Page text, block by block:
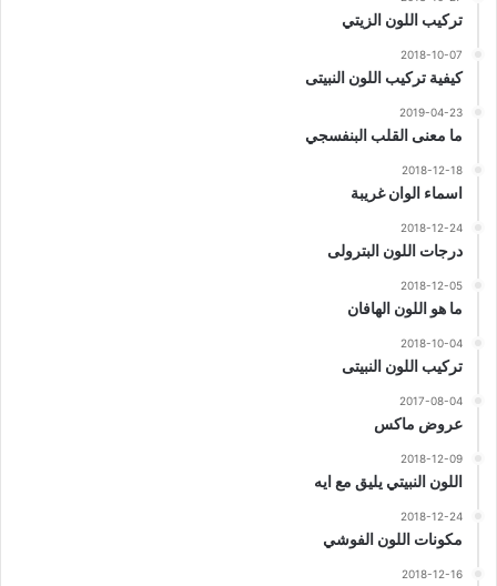
تركيب اللون الزيتي
2018-10-07
كيفية تركيب اللون النبيتى
2019-04-23
ما معنى القلب البنفسجي
2018-12-18
اسماء الوان غريبة
2018-12-24
درجات اللون البترولى
2018-12-05
ما هو اللون الهافان
2018-10-04
تركيب اللون النبيتى
2017-08-04
عروض ماكس
2018-12-09
اللون النبيتي يليق مع ايه
2018-12-24
مكونات اللون الفوشي
2018-12-16